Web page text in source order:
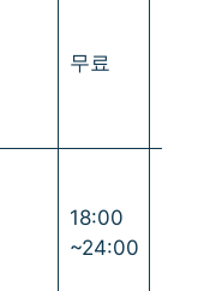
무료
18:00
~24:00